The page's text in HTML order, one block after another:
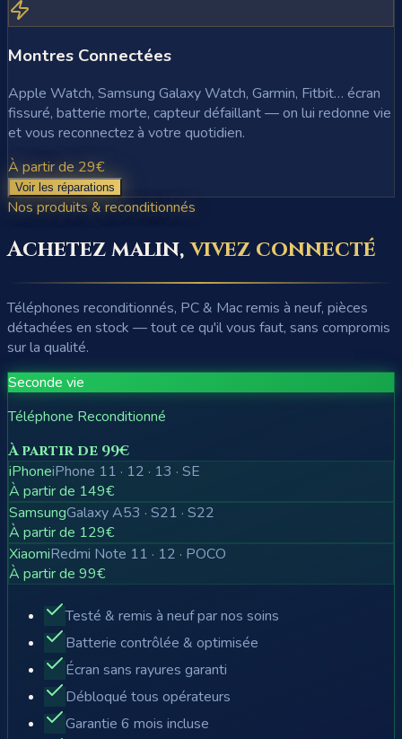
Montres Connectées
Apple Watch, Samsung Galaxy Watch, Garmin, Fitbit… écran
fissuré, batterie morte, capteur défaillant — on lui redonne vie
et vous reconnectez à votre quotidien.
À partir de 29€
Voir les réparations
Nos produits & reconditionnés
Achetez malin, vivez connecté
Téléphones reconditionnés, PC & Mac remis à neuf, pièces
détachées en stock — tout ce qu'il vous faut, sans compromis
sur la qualité.
Seconde vie
Téléphone Reconditionné
À partir de 99€
iPhoneiPhone 11 · 12 · 13 · SE
À partir de 149€
SamsungGalaxy A53 · S21 · S22
À partir de 129€
XiaomiRedmi Note 11 · 12 · POCO
À partir de 99€
Testé & remis à neuf par nos soins
Batterie contrôlée & optimisée
Écran sans rayures garanti
Débloqué tous opérateurs
Garantie 6 mois incluse